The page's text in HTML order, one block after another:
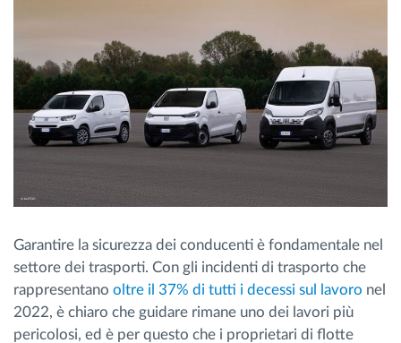
Come risolviamo tutte le attività della flotta
Garantire la sicurezza dei conducenti è fondamentale nel
settore dei trasporti. Con gli incidenti di trasporto che
rappresentano oltre il 37% di tutti i decessi sul lavoro nel
2022, è chiaro che guidare rimane uno dei lavori più
pericolosi, ed è per questo che i proprietari di flotte